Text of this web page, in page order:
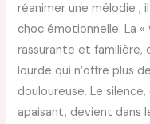
réanimer une mélodie ;
choc émotionnelle. La
rassurante et familière,
lourde qui n’offre plus
douloureuse. Le
apaisant, devient dans